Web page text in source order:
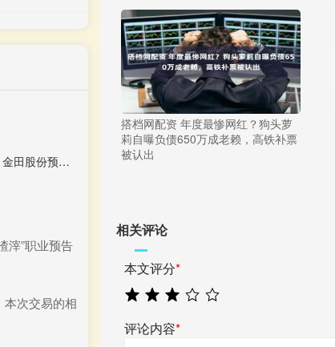
搭档网配资 年度最惨网红？狗头萝
莉自曝负债650万成老赖，高铁补票
被认出
相关评论
本文评分*
评论内容*
股迈网配资官网 金田股份预计上半年净利润达3.4亿元至4亿元 同比增长超170%
滓”职业预告
次交易的相